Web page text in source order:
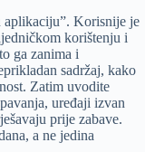
Korisnije je
korištenju i
ga zanima i
sadržaj, kako
Zatim uvodite
uređaji izvan
prije zabave.
a ne jedina